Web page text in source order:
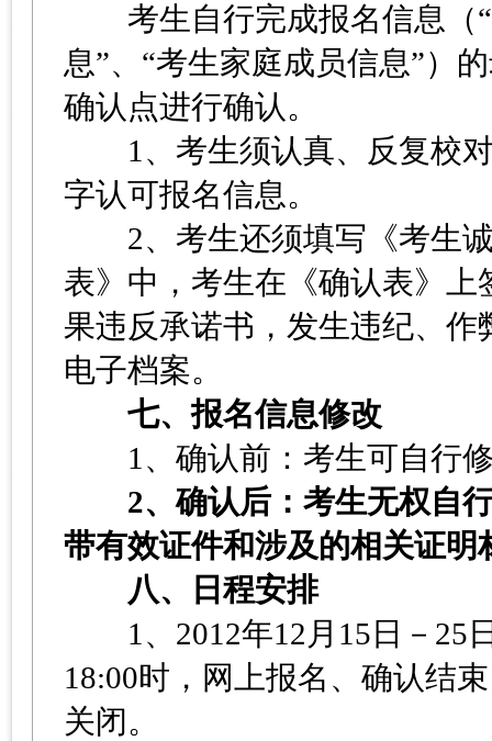
考生自行完成报名信息（“
息”、“考生家庭成员信息”）
确认点进行确认。
1、考生须认真、反复校对
字认可报名信息。
2、考生还须填写《考生诚
表》中，考生在《确认表》
果违反承诺书，发生违纪、
电子档案。
七、报名信息修改
1、确认前：考生可自行
2、确认后：考生无权自
带有效证件和涉及的相关证明
八、日程安排
1、2012年12月15日－25
18:00时，网上报名、确认结
关闭。